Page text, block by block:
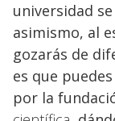
universidad
asimismo, al
gozarás de
es que
por la